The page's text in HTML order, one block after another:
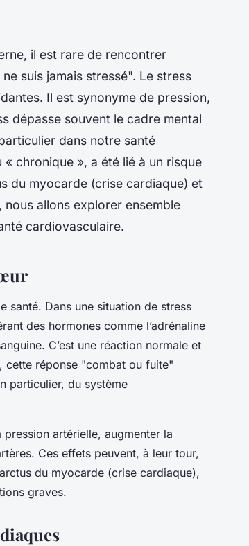
il est rare de rencontrer
suis jamais stressé". Le stress
Il est synonyme de pression,
dépasse souvent le cadre mental
dans notre santé
chronique », a été lié à un risque
du myocarde (crise cardiaque) et
allons explorer ensemble
cardiovasculaire.
santé. Dans une situation de stress
des hormones comme l’adrénaline
C’est une réaction normale et
cette réponse "combat ou fuite"
particulier, du système
artérielle, augmenter la
Ces effets peuvent, à leur tour,
du myocarde (crise cardiaque),
graves.